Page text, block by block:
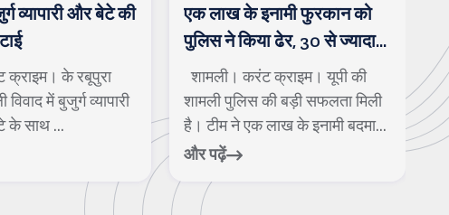
एक लाख के इनामी फुरकान को
पुलिस ने किया ढेर, 30 से ज्यादा
गंभीर मामले थे दर्ज
शामली। करंट क्राइम। यूपी की
शामली पुलिस की बड़ी सफलता मिली
है। टीम ने एक लाख के इनामी बदमाश
कसाना डीजे हो गया
लंबा जाम, लोग देखने
मुजफ्फरनगर। करंट
कांवड यात्रा के दौरान
की चर्चा तेज हो रही है।